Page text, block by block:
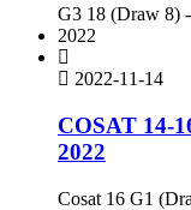
G3 18 (Draw 8)
2022
2022-11-14
COSAT 14-
2022
Cosat 16 G1